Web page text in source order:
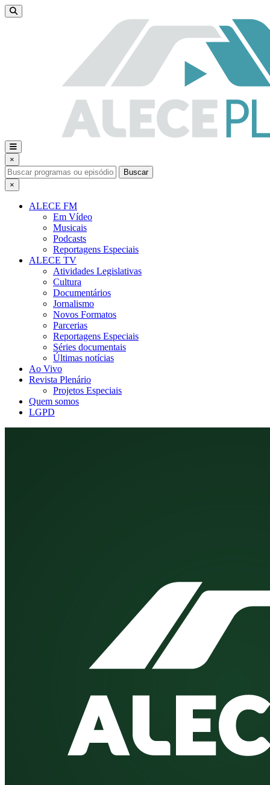
×
Buscar
×
ALECE FM
Em Vídeo
Musicais
Podcasts
Reportagens Especiais
ALECE TV
Atividades Legislativas
Cultura
Documentários
Jornalismo
Novos Formatos
Parcerias
Reportagens Especiais
Séries documentais
Últimas notícias
Ao Vivo
Revista Plenário
Projetos Especiais
Quem somos
LGPD